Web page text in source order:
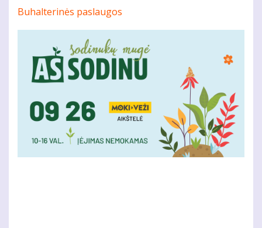
Buhalterinės paslaugos